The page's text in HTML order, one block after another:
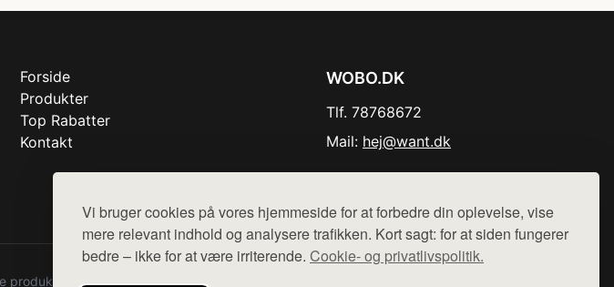
Vi bruger cookies på vores hjemmeside for at forbedre din oplevelse, vise
mere relevant indhold og analysere trafikken. Kort sagt: for at siden fungerer
bedre – ikke for at være irriterende. Cookie- og privatlivspolitik.
Forside
Produkter
Top Rabatter
Kontakt
WOBO.DK
Tlf. 78768672
Mail: hej@want.dk
fra diverse webshops. Der sælges ikke varer fra denne side - vi henviser til de shops,